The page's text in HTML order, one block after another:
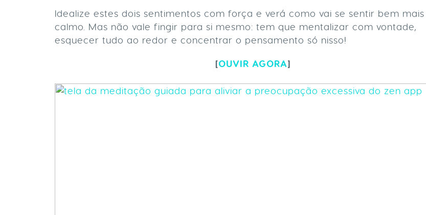
Idealize estes dois sentimentos com força e verá como vai se sentir bem mais
calmo. Mas não vale fingir para si mesmo: tem que mentalizar com vontade,
esquecer tudo ao redor e concentrar o pensamento só nisso!
[OUVIR AGORA]